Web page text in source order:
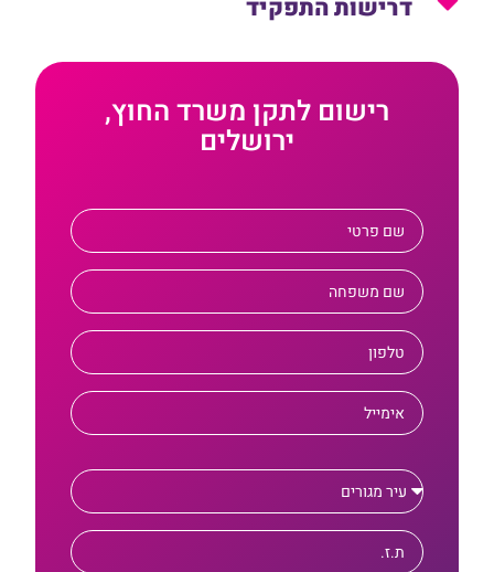
דרישות התפקיד
רישום לתקן משרד החוץ,
ירושלים